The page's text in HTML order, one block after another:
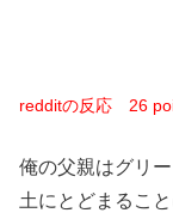
redditの反応 26
俺の父親はグリ
土にとどまるこ